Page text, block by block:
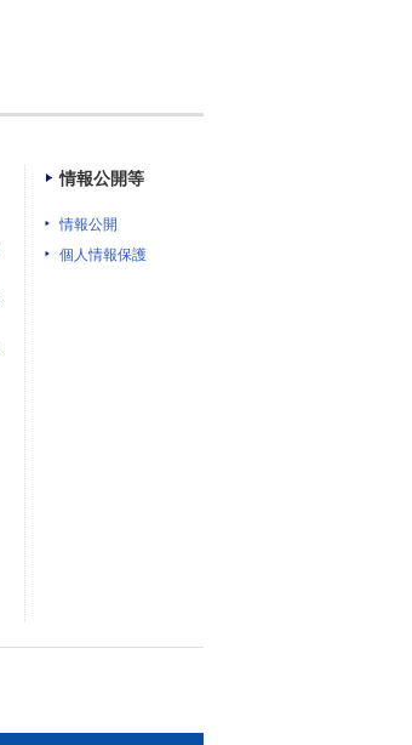
情報公開等
情報公開
個人情報保護